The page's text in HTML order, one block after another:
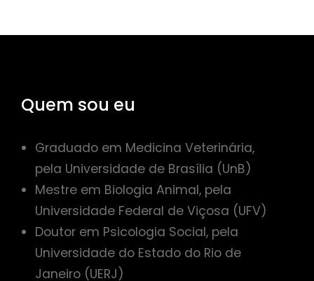
Quem sou eu
Graduado em Medicina Veterinária,
pela Universidade de Brasília (UnB)
Mestre em Biologia Animal, pela
Universidade Federal de Viçosa (UFV)
Doutor em Psicologia Social, pela
Universidade do Estado do Rio de
Janeiro (UERJ)